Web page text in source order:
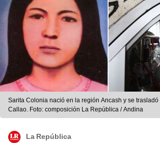
Sarita Colonia nació en la región Ancash y se trasladó
Callao. Foto: composición La República / Andina
La República